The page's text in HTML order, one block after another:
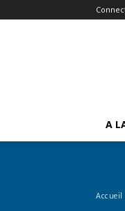
A
Accueil